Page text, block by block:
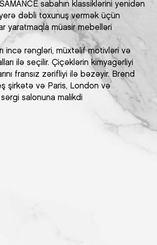
sabahın klassiklərini yenidən
dəbli toxunuş vermək üçün
yaratmaqla müasir mebelləri
incə rəngləri, müxtəlif motivləri və
ilə seçilir. Çiçəklərin kimyagərliyi
fransız zərifliyi ilə bəzəyir. Brend
şirkətə və Paris, London və
salonuna malikdi